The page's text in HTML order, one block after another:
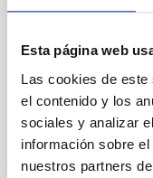
Esta página web
Las cookies de
el contenido y los
sociales y analizar
información sobre
nuestros partners
medición
objetos con
capturados por